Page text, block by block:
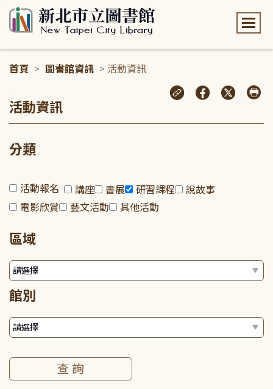
首頁 > 圖書館資訊 > 活動資訊
活動資訊
分類
活動報名 講座 書展 研習課程
說故事
電影欣賞
藝文活動 其他活動
區域
館別